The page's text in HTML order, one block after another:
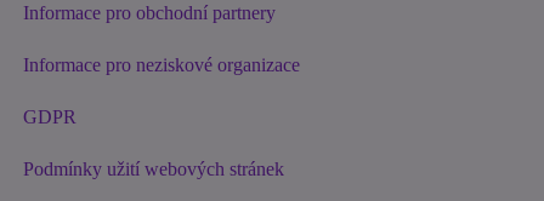
Informace pro obchodní partnery
Informace pro neziskové organizace
GDPR
Podmínky užití webových stránek